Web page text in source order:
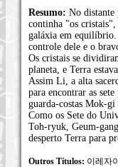
Resumo: No distante
continha "os cristais",
galáxia em equilíbrio.
controle dele e o
Os cristais se
planeta, e Terra
Assim Li, a alta
para encontrar as
guarda-costas Mok-gi
Como os Sete do
Toh-ryuk, Geum-
desperto Terra para
Outros Títulos: 이레자